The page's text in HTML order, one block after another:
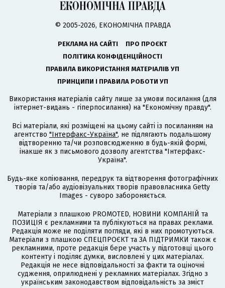
© 2005-2026, ЕКОНОМІЧНА ПРАВДА
РЕКЛАМА НА САЙТІ
ПРО ПРОЄКТ
ПОЛІТИКА КОНФІДЕНЦІЙНОСТІ
ПРАВИЛА ВИКОРИСТАННЯ МАТЕРІАЛІВ УП
ПРИНЦИПИ І ПРАВИЛА РОБОТИ УП
Використання матеріалів сайту лише за умови посилання (для
інтернет-видань - гіперпосилання) на "Економічну правду".
Всі матеріали, які розміщені на цьому сайті із посиланням на
агентство "Інтерфакс-Україна", не підлягають подальшому
відтворенню та/чи розповсюдженню в будь-якій формі,
інакше як з письмового дозволу агентства "Інтерфакс-
Україна".
Будь-яке копіювання, передрук та відтворення фотографічних
творів та/або аудіовізуальних творів правовласника Getty
Images - суворо забороняється.
Матеріали з плашкою PROMOTED, НОВИНИ КОМПАНІЙ та
ПОЗИЦІЯ є рекламними та публікуються на правах реклами.
Редакція може не поділяти погляди, які в них промотуються.
Матеріали з плашкою СПЕЦПРОЄКТ та ЗА ПІДТРИМКИ також є
рекламними, проте редакція бере участь у підготовці цього
контенту і поділяє думки, висловлені у цих матеріалах.
Редакція не несе відповідальності за факти та оціночні
судження, оприлюднені у рекламних матеріалах. Згідно з
українським законодавством відповідальність за зміст